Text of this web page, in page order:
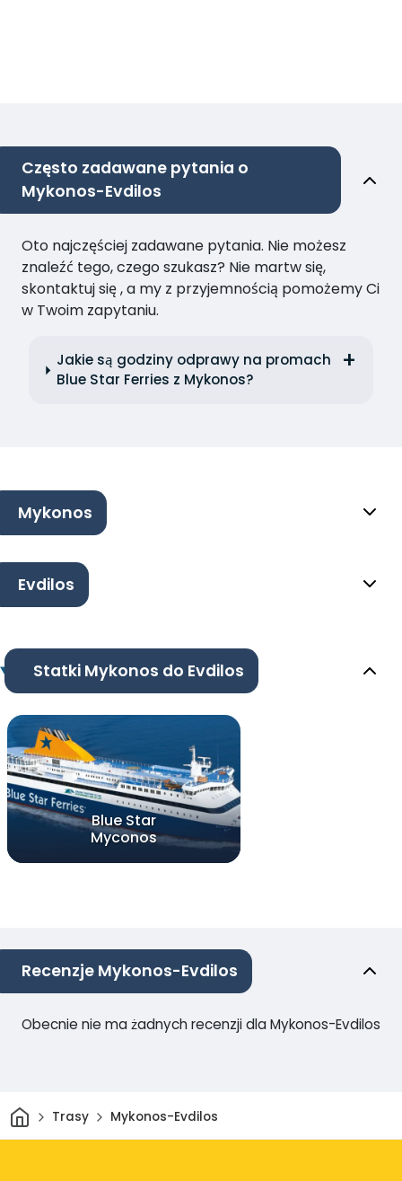
Często zadawane pytania o
Mykonos-Evdilos
Oto najczęściej zadawane pytania. Nie możesz
znaleźć tego, czego szukasz? Nie martw się,
skontaktuj się , a my z przyjemnością pomożemy Ci
w Twoim zapytaniu.
Jakie są godziny odprawy na promach
Blue Star Ferries z Mykonos?
Mykonos
Evdilos
Statki Mykonos do Evdilos
Blue Star
Myconos
Recenzje Mykonos-Evdilos
Obecnie nie ma żadnych recenzji dla Mykonos-Evdilos
DomTrasy Mykonos-Evdilos